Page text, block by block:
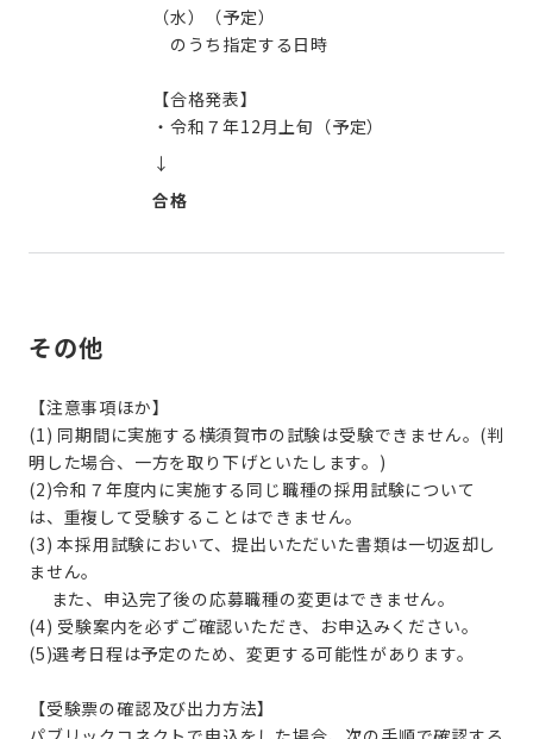
（水）（予定）
のうち指定する日時
【合格発表】
・令和７年12月上旬（予定）
↓
合格
その他
【注意事項ほか】
(1) 同期間に実施する横須賀市の試験は受験できません。(判
明した場合、一方を取り下げといたします。)
(2)令和７年度内に実施する同じ職種の採用試験について
は、重複して受験することはできません。
(3) 本採用試験において、提出いただいた書類は一切返却し
ません。
また、申込完了後の応募職種の変更はできません。
(4) 受験案内を必ずご確認いただき、お申込みください。
(5)選考日程は予定のため、変更する可能性があります。
【受験票の確認及び出力方法】